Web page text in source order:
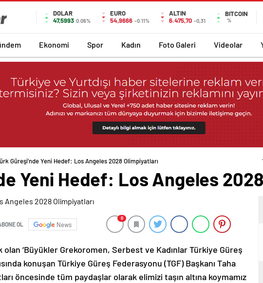
DOLAR
47,5993 0.06%
EURO
54,9666 -0.11%
ALTIN
6.475,70 -0,31
BITCOIN
%
Ekonomi Spor Kadın Foto Galeri Videolar
Güreşi’nde Yeni Hedef: Los Angeles 2028 Olimpiyatları
Yeni Hedef: Los Angeles
OL News
0
olan ‘Büyükler Grekoromen, Serbest ve Kadınlar Türkiye Güreş
konuşan Türkiye Güreş Federasyonu (TGF) Başkanı Taha
öncesinde tüm paydaşlar olarak elimizi taşın altına koymamız